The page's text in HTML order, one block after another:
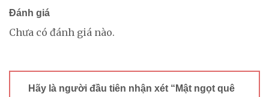
Đánh giá
Chưa có đánh giá nào.
Hãy là người đầu tiên nhận xét “Mật ngọt quê